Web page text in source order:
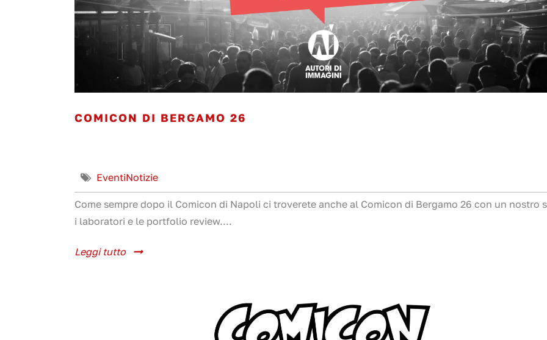
COMICON DI BERGAMO 26
EventiNotizie
Come sempre dopo il Comicon di Napoli ci troverete anche al Comicon di Bergamo 26 con un nostro
i laboratori e le portfolio review....
Leggi tutto